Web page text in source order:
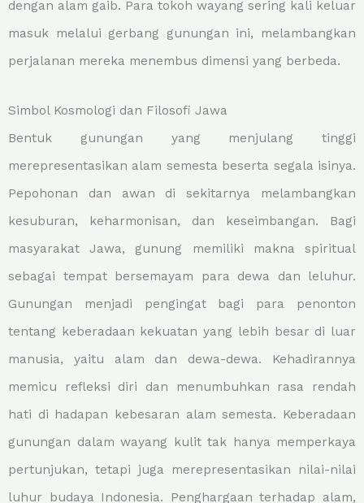
dengan alam gaib. Para tokoh wayang sering kali keluar
masuk melalui gerbang gunungan ini, melambangkan
perjalanan mereka menembus dimensi yang berbeda.
Simbol Kosmologi dan Filosofi Jawa
Bentuk gunungan yang menjulang tinggi
merepresentasikan alam semesta beserta segala isinya.
Pepohonan dan awan di sekitarnya melambangkan
kesuburan, keharmonisan, dan keseimbangan. Bagi
masyarakat Jawa, gunung memiliki makna spiritual
sebagai tempat bersemayam para dewa dan leluhur.
Gunungan menjadi pengingat bagi para penonton
tentang keberadaan kekuatan yang lebih besar di luar
manusia, yaitu alam dan dewa-dewa. Kehadirannya
memicu refleksi diri dan menumbuhkan rasa rendah
hati di hadapan kebesaran alam semesta. Keberadaan
gunungan dalam wayang kulit tak hanya memperkaya
pertunjukan, tetapi juga merepresentasikan nilai-nilai
luhur budaya Indonesia. Penghargaan terhadap alam,